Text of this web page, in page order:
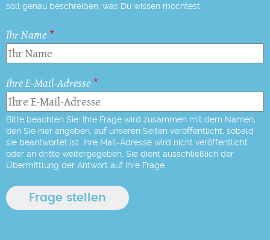
soll genau beschreiben, was Du wissen möchtest.
Ihr Name
Ihre E-Mail-Adresse
Bitte beachten Sie: Ihre Frage wird zusammen mit dem Namen,
den Sie hier angeben, auf unseren Seiten veröffentlicht, sobald
sie beantwortet ist. Ihre Mail-Adresse wird nicht veröffentlicht
oder an dritte weitergegeben. Sie dient ausschließlich der
Übermittlung der Antwort auf Ihre Frage.